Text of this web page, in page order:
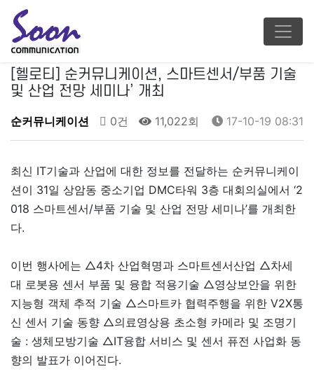
[헬로티] 순커뮤니케이션, 스마트센서/부품 기술
및 산업 전망 세미나’ 개최
순커뮤니케이션 0건 11,022회 17-10-19 08:31
최신 IT기술과 산업에 대한 정보를 전달하는 순커뮤니케이
션이 31일 상암동 중소기업 DMC타워 3층 대회의실에서 ‘2
018 스마트센서/부품 기술 및 산업 전망 세미나’를 개최한
다.
이번 행사에는 △4차 산업혁명과 스마트센서산업 △차세
대 로봇용 센서 부품 및 융합 적용기술 △영상보안을 위한
지능형 객체 추적 기술 △스마트카 협력주행을 위한 V2X통
신 센서 기술 동향 △의료영상용 초소형 카메라 및 조명기
술 : 생체모방기술 △IT융합 서비스 및 센서 퓨전 사업화 동
향의 발표가 이어진다.